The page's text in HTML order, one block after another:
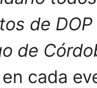
de DOP
de
cada